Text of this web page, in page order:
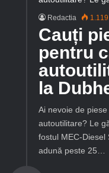
Redactia 1.119
Cauți
pentru
la
Ai nevoie de
autoutilitare? Le
fostul MEC-Diesel
adună peste 25…